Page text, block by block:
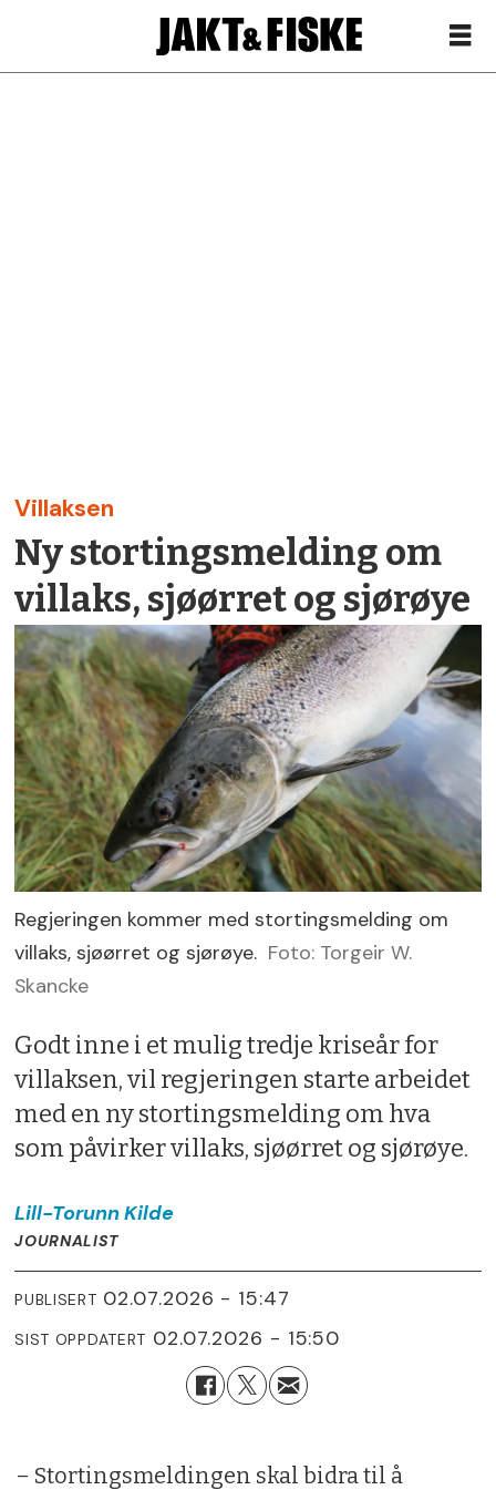
Villaksen
Ny stortingsmelding om
villaks, sjøørret og sjørøye
Regjeringen kommer med stortingsmelding om
villaks, sjøørret og sjørøye. Foto: Torgeir W.
Skancke
Godt inne i et mulig tredje kriseår for
villaksen, vil regjeringen starte arbeidet
med en ny stortingsmelding om hva
som påvirker villaks, sjøørret og sjørøye.
Lill-TorunnKilde
JOURNALIST
PUBLISERT 02.07.2026 - 15:47
SIST OPPDATERT 02.07.2026 - 15:50
– Stortingsmeldingen skal bidra til å